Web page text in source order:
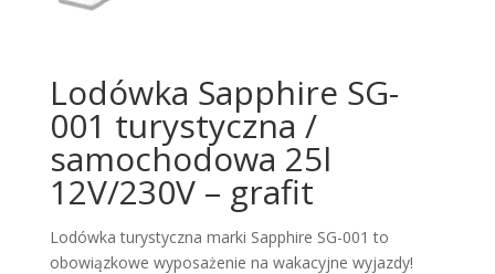
Lodówka Sapphire SG-
001 turystyczna /
samochodowa 25l
12V/230V – grafit
Lodówka turystyczna marki Sapphire SG-001 to
obowiązkowe wyposażenie na wakacyjne wyjazdy!